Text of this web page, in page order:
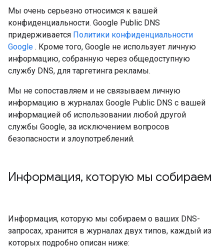
Мы очень серьезно относимся к вашей
конфиденциальности. Google Public DNS
придерживается Политики конфиденциальности
Google . Кроме того, Google не использует личную
информацию, собранную через общедоступную
службу DNS, для таргетинга рекламы.
Мы не сопоставляем и не связываем личную
информацию в журналах Google Public DNS с вашей
информацией об использовании любой другой
службы Google, за исключением вопросов
безопасности и злоупотреблений.
Информация, которую мы собираем
Информация, которую мы собираем о ваших DNS-
запросах, хранится в журналах двух типов, каждый из
которых подробно описан ниже: